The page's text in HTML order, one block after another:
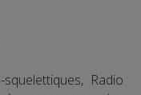
Radio